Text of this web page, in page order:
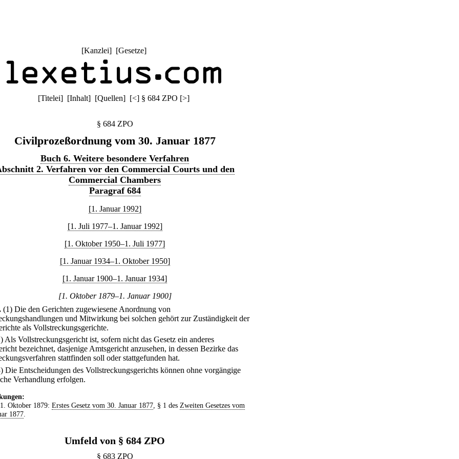
[Kanzlei] [Gesetze]
[Titelei] [Inhalt] [Quellen] [<] § 684 ZPO [>]
§ 684 ZPO
Civilprozeßordnung vom 30. Januar 1877
Buch 6. Weitere besondere Verfahren
2. Verfahren vor den Commercial Courts und den
Commercial Chambers
Paragraf 684
[1. Januar 1992]
[1. Juli 1977–1. Januar 1992]
[1. Oktober 1950–1. Juli 1977]
[1. Januar 1934–1. Oktober 1950]
[1. Januar 1900–1. Januar 1934]
[1. Oktober 1879–1. Januar 1900]
(1) Die den Gerichten zugewiesene Anordnung von
und Mitwirkung bei solchen gehört zur Zuständigkeit der
als Vollstreckungsgerichte.
Als Vollstreckungsgericht ist, sofern nicht das Gesetz ein anderes
bezeichnet, dasjenige Amtsgericht anzusehen, in dessen Bezirke das
stattfinden soll oder stattgefunden hat.
Die Entscheidungen des Vollstreckungsgerichts können ohne vorgängige
Verhandlung erfolgen.
Oktober 1879: Erstes Gesetz vom 30. Januar 1877, § 1 des Zweiten Gesetzes vom
1877
Umfeld von § 684 ZPO
§ 683 ZPO